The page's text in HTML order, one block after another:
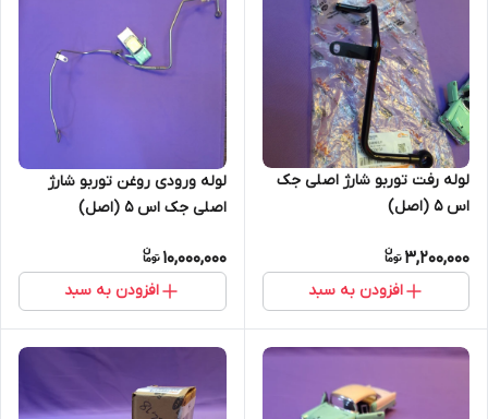
لوله رفت توربو شارژ اصلی جک
اس 5 (اصل)
3,200,000
افزودن به سبد
لوله ورودی روغن توربو شارژ
اصلی جک اس 5 (اصل)
10,000,000
افزودن به سبد